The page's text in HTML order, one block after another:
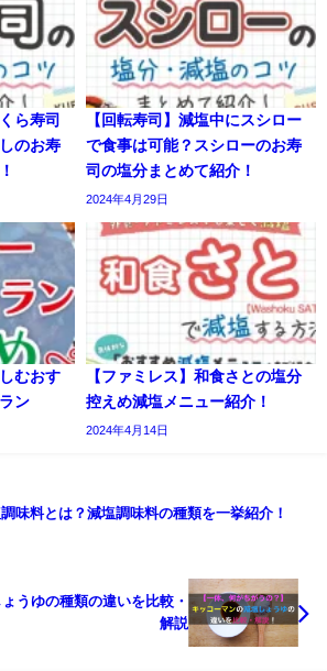
ら寿司
のお寿
【回転寿司】減塩中にスシロー
で食事は可能？スシローのお寿
司の塩分まとめて紹介！
2024年4月29日
むおす
ン
【ファミレス】和食さとの塩分
控えめ減塩メニュー紹介！
2024年4月14日
味料とは？減塩調味料の種類を一挙紹介！
うゆの種類の違いを比較・
解説